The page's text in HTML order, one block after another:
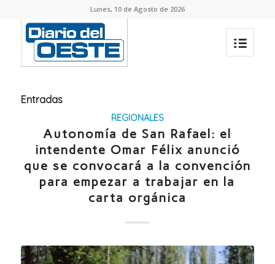
Lunes, 10 de Agosto de 2026
Entradas
REGIONALES
Autonomía de San Rafael: el
intendente Omar Félix anunció
que se convocará a la convención
para empezar a trabajar en la
carta orgánica